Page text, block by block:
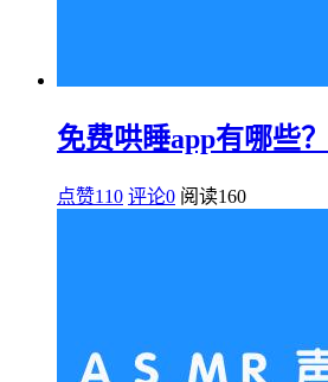
免费哄睡app有哪些？
点赞110 评论0 阅读160